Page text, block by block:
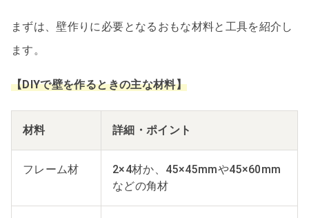
まずは、壁作りに必要となるおもな材料と工具を紹介し
ます。
【DIYで壁を作るときの主な材料】
材料 詳細・ポイント
フレーム材
2×4材か、45×45mmや45×60mm
などの角材